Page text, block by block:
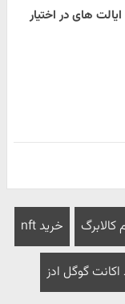
های در اختیار
کالابرگ خرید nft
اکانت گوگل ادز